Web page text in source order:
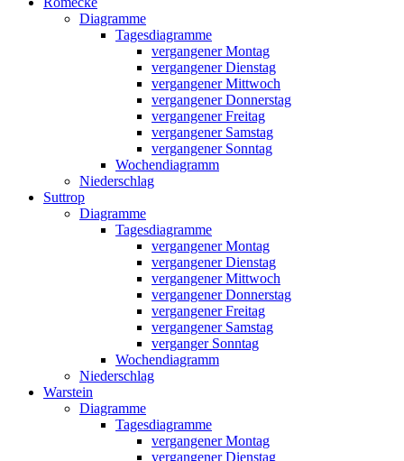
Diagramme
Tagesdiagramme
vergangener Montag
vergangener Dienstag
vergangener Mittwoch
vergangener Donnerstag
vergangener Freitag
vergangener Samstag
vergangener Sonntag
Wochendiagramm
Niederschlag
Suttrop
Diagramme
Tagesdiagramme
vergangener Montag
vergangener Dienstag
vergangener Mittwoch
vergangener Donnerstag
vergangener Freitag
vergangener Samstag
verganger Sonntag
Wochendiagramm
Niederschlag
Warstein
Diagramme
Tagesdiagramme
vergangener Montag
vergangener Dienstag